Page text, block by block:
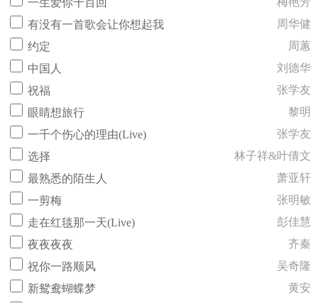
一生爱你千百回
有没有一首歌会让你想起我
周华健
约定
周蕙
中国人
刘德华
祝福
张学友
眼睛想旅行
黎明
一千个伤心的理由(Live)
张学友
选择
林子祥&叶倩文
最熟悉的陌生人
萧亚轩
一剪梅
张明敏
走在红毯那一天(Live)
彭佳慧
夜夜夜夜
齐秦
祝你一路顺风
吴奇隆
新鸳鸯蝴蝶梦
黄安